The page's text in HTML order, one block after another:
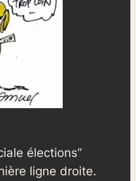
élections”
ligne droite.